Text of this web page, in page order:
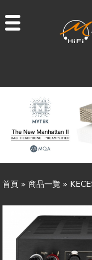
商品一覽
二手專區
視聽專欄
購物須知
視聽室預約
線上商城
您
首頁 » 商品一覽 »